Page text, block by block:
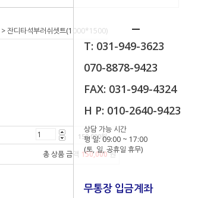
T: 031-949-3623
070-8878-9423
FAX: 031-949-4324
H P: 010-2640-9423
상담 가능 시간
평 일: 09:00 ~ 17:00
(토, 일, 공휴일 휴무)
무통장 입금계좌
> 잔디타석부러쉬셋트(1000*1500)
150,000원
총 상품 금액 150,000 원